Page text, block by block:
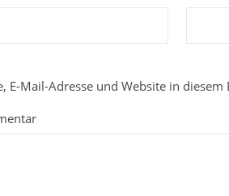
E-Mail-Adresse und Website in